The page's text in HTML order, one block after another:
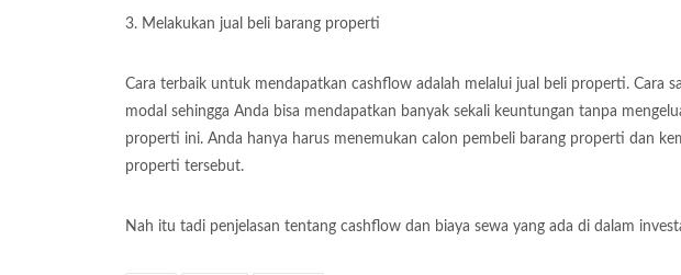
3. Melakukan jual beli barang properti
Cara terbaik untuk mendapatkan cashflow adalah melalui jual beli properti. Cara
modal sehingga Anda bisa mendapatkan banyak sekali keuntungan tanpa
properti ini. Anda hanya harus menemukan calon pembeli barang properti dan
properti tersebut.
Nah itu tadi penjelasan tentang cashflow dan biaya sewa yang ada di dalam